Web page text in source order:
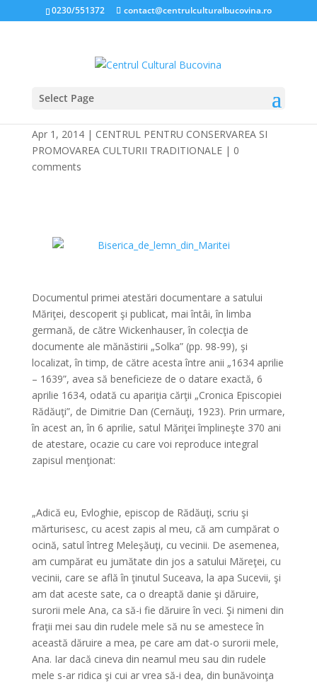
0230/551372 contact@centrulculturalbucovina.ro
Select Page
MĂRIŢEI – 370 ANI
Apr 1, 2014| CENTRUL PENTRU CONSERVAREA SI
PROMOVAREA CULTURII TRADITIONALE| 0
comments
Documentul primei atestări documentare a satului
Măriţei, descoperit şi publicat, mai întâi, în limba
germană, de către Wickenhauser, în colecţia de
documente ale mănăstirii „Solka” (pp. 98-99), şi
localizat, în timp, de către acesta între anii „1634 aprilie
– 1639”, avea să beneficieze de o datare exactă, 6
aprilie 1634, odată cu apariţia cărţii „Cronica Episcopiei
Rădăuţi”, de Dimitrie Dan (Cernăuţi, 1923). Prin urmare,
în acest an, în 6 aprilie, satul Măriţei împlineşte 370 ani
de atestare, ocazie cu care voi reproduce integral
zapisul menţionat:
„Adică eu, Evloghie, episcop de Rădăuţi, scriu şi
mărturisesc, cu acest zapis al meu, că am cumpărat o
ocină, satul întreg Meleşăuţi, cu vecinii. De asemenea,
am cumpărat eu jumătate din jos a satului Măreţei, cu
vecinii, care se află în ţinutul Suceava, la apa Sucevii, şi
am dat aceste sate, ca o dreaptă danie şi dăruire,
surorii mele Ana, ca să-i fie dăruire în veci. Şi nimeni din
fraţii mei sau din rudele mele să nu se amestece în
această dăruire a mea, pe care am dat-o surorii mele,
Ana. Iar dacă cineva din neamul meu sau din rudele
mele s-ar ridica şi cui ar vrea să-i dea, din bunăvoinţa